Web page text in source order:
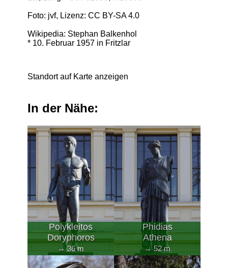
Foto: jvf, Lizenz: CC BY-SA 4.0
Wikipedia: Stephan Balkenhol
* 10. Februar 1957 in Fritzlar
Standort auf Karte anzeigen
In der Nähe:
Polykleitos
Doryphoros
→ 36 m
Phidias
Athena
→ 52 m